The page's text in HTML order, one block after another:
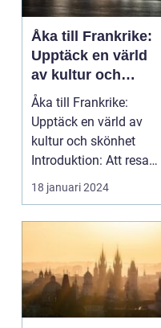
Åka till Frankrike:
Upptäck en värld
av kultur och
skönhet
Åka till Frankrike:
Upptäck en värld av
kultur och skönhet
Introduktion: Att resa
till Frankrike är...
18 januari 2024